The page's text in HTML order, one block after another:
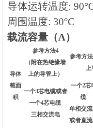
导体运转温度:
周围温度: 30°C
载流容量（A）
导体
截面
积
参考方法4
（附在热绝缘墙
上的导管上）
参考方
上
一个3芯电缆或者
一个4芯电缆
三相交流电
一个2芯
缆
单相交
或者直